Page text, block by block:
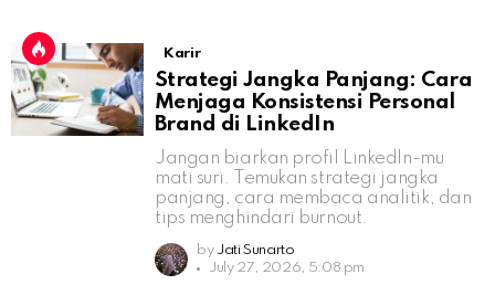
Karir
Strategi Jangka Panjang: Cara
Menjaga Konsistensi Personal
Brand di LinkedIn
Jangan biarkan profil LinkedIn-mu
mati suri. Temukan strategi jangka
panjang, cara membaca analitik, dan
tips menghindari burnout.
by Jati Sunarto
July 27, 2026, 5:08 pm